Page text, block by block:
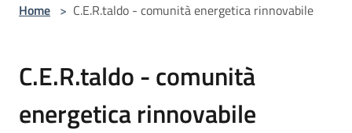
Home > C.E.R.taldo - comunità energetica rinnovabile
C.E.R.taldo - comunità
energetica rinnovabile